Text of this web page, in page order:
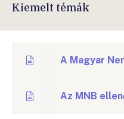
Kiemelt témák
A Magyar
Az MNB